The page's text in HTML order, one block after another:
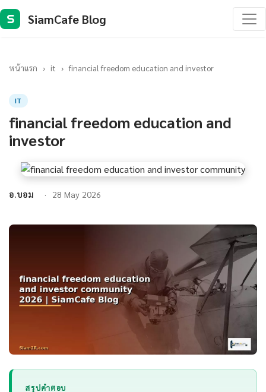
S SiamCafe Blog
หน้าแรก › it › financial freedom education and investor
IT
financial freedom education and
investor
อ.บอม 28 May 2026
สรุปคำตอบ